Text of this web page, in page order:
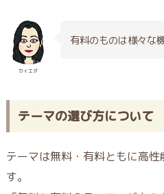
カイエダ
有料のものは様々な
テーマの選び方について
テーマは無料・有料ともに高
す。